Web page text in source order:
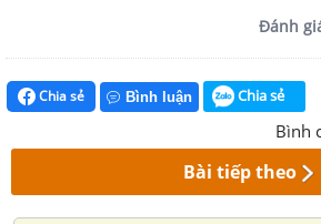
Đánh
Chia sẻ Bình luận Chia sẻ
Bình
Bài tiếp theo